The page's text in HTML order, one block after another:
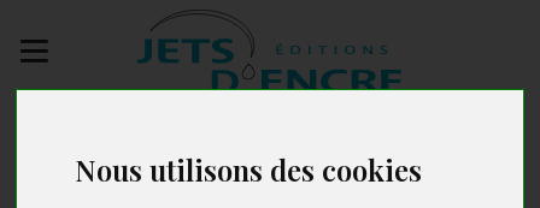
Nous utilisons des cookies